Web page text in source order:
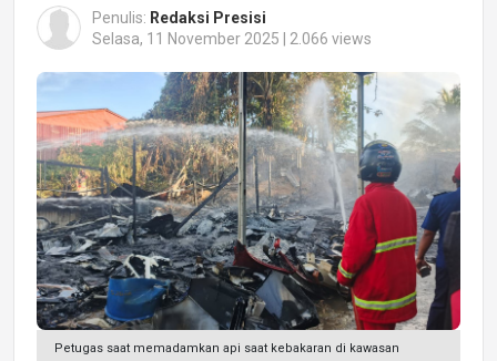
Penulis: Redaksi Presisi
Selasa, 11 November 2025 | 2.066 views
Petugas saat memadamkan api saat kebakaran di kawasan